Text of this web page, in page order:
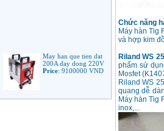
200A day dong 220V
Price:9100000 VND
May han que dien tu
Chức năng
Máy hàn Tig
và hợp kim
Riland WS
phẩm sử
Mosfet
Riland WS
quang dễ
Máy hàn Tig
inox,...